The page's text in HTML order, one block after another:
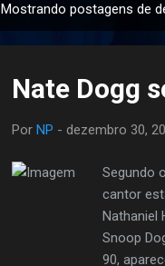
Mostrando postagens de
Nate Dogg
Por NP - dezembro 30,
Segundo
cantor
Nathaniel
Snoop
90,